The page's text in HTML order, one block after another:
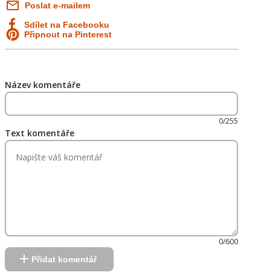
Poslat e-mailem
Sdílet na Facebooku
Připnout na Pinterest
Název komentáře
0/255
Text komentáře
0/600
Přidat komentář